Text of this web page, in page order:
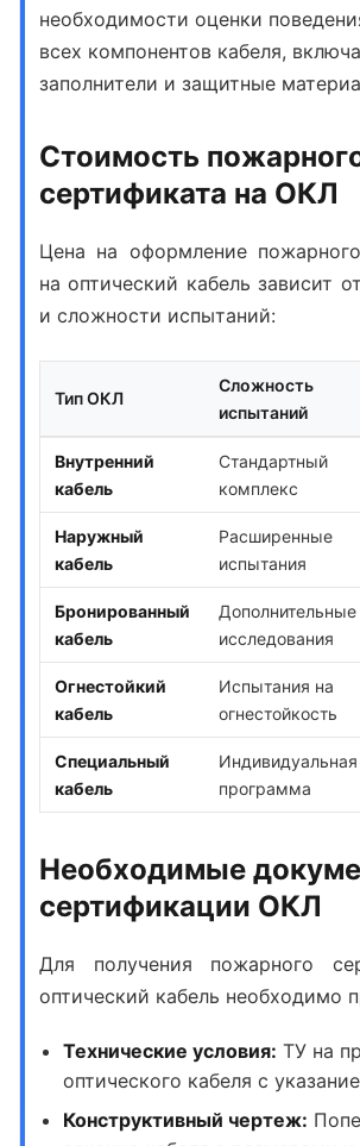
необходимости оценки
всех компонентов кабеля,
заполнители и защитные
Стоимость
сертификата на ОКЛ
Цена на оформление
на оптический кабель зависит
и сложности испытаний:
Тип ОКЛ
Сложность
испытаний
Внутренний
кабель
Стандартный
комплекс
Наружный
кабель
Расширенные
испытания
Бронированный
кабель
Дополнительные
исследования
Огнестойкий
кабель
Испытания на
огнестойкость
Специальный
кабель
Индивидуальная
программа
Необходимые
сертификации ОКЛ
Для получения пожарного
оптический кабель необходимо
Технические условия: ТУ на
оптического кабеля с
Конструктивный чертеж: